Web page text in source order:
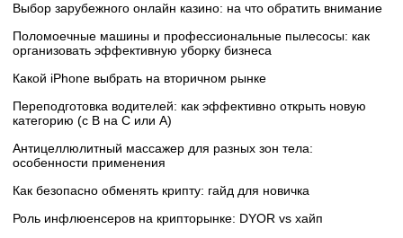
Выбор зарубежного онлайн казино: на что обратить внимание
Поломоечные машины и профессиональные пылесосы: как
организовать эффективную уборку бизнеса
Какой iPhone выбрать на вторичном рынке
Переподготовка водителей: как эффективно открыть новую
категорию (с B на C или А)
Антицеллюлитный массажер для разных зон тела:
особенности применения
Как безопасно обменять крипту: гайд для новичка
Роль инфлюенсеров на крипторынке: DYOR vs хайп